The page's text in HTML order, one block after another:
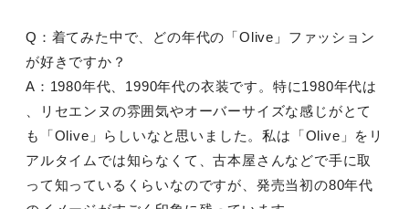
Q：着てみた中で、どの年代の「Olive」ファッション
が好きですか？
A：1980年代、1990年代の衣装です。特に1980年代は
、リセエンヌの雰囲気やオーバーサイズな感じがとて
も「Olive」らしいなと思いました。私は「Olive」をリ
アルタイムでは知らなくて、古本屋さんなどで手に取
って知っているくらいなのですが、発売当初の80年代